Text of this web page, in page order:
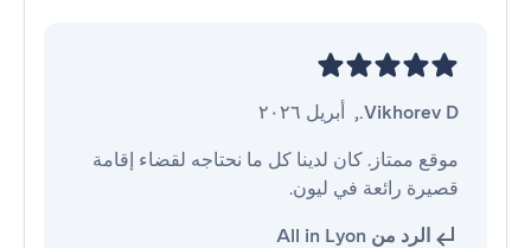
Vikhorev D.
, أبريل ٢٠٢٦
قصيرة رائعة في ليون.
الرد من All in Lyon